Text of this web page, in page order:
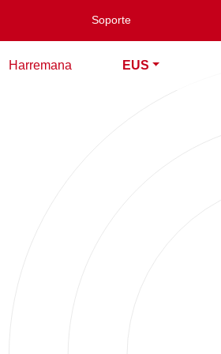
Soporte
Harremana EUS